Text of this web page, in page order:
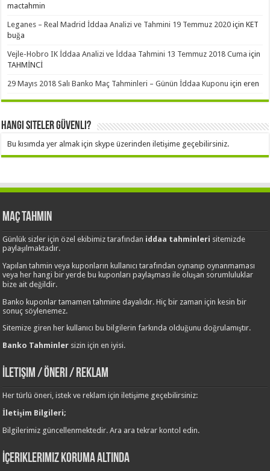
mactahmin
Leganes – Real Madrid İddaa Analizi ve Tahmini 19 Temmuz 2020 içinKET
buğa
Vejle-Hobro IK İddaa Analizi ve İddaa Tahmini 13 Temmuz 2018 Cuma için
TAHMİNCİ
29 Mayıs 2018 Salı Banko Maç Tahminleri – Günün İddaa Kuponu içineren
Hangi Siteler Güvenli?
Bu kısımda yer almak için skype üzerinden iletişime geçebilirsiniz.
Maç Tahmin
Günlük sizler için özel ekibimiz tarafından iddaa tahminleri sitemizde
paylaşılmaktadır.
Yapılan tahmin veya kuponların kullanıcı tarafından oynanıp oynanmaması
veya her hangi bir yerde bu kuponları paylaşması ile oluşan sorumluluklar
bize ait değildir.
Banko kuponlar tamamen tahmine dayalıdır. Hiç bir zaman için kesin bir
sonuç söylenemez.
Sitemize giren her kullanıcı bu bilgilerin farkında olduğunu doğrulamıştır.
Banko Tahminler sizin için en iyisi.
İletişim / Öneri / Reklam
Her türlü öneri, istek ve reklam için iletişime geçebilirsiniz:
İletişim Bilgileri;
Bilgilerimiz güncellenmektedir. Ara ara tekrar kontol edin.
İçeriklerimiz Koruma Altında